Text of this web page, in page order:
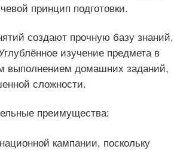
принцип подготовки.
создают прочную базу знаний,
изучение предмета в
выполнением домашних заданий,
сложности.
преимущества:
кампании, поскольку